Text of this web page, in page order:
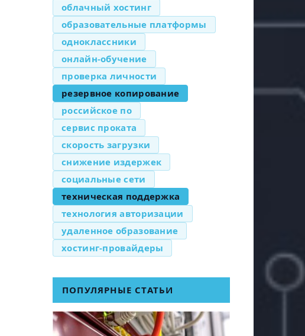
облачный хостинг
образовательные платформы
одноклассники
онлайн-обучение
проверка личности
резервное копирование
российское по
сервис проката
скорость загрузки
снижение издержек
социальные сети
техническая поддержка
технология авторизации
удаленное образование
хостинг-провайдеры
ПОПУЛЯРНЫЕ СТАТЬИ